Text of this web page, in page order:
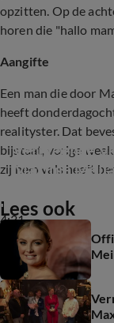
opzitten. Op de
horen die "hallo
Aangifte
Een man die door
heeft
realityster. Dat
bijstaat, vorige
zij hem vals heeft
4:31
Vermeende
Maxime
Lees ook